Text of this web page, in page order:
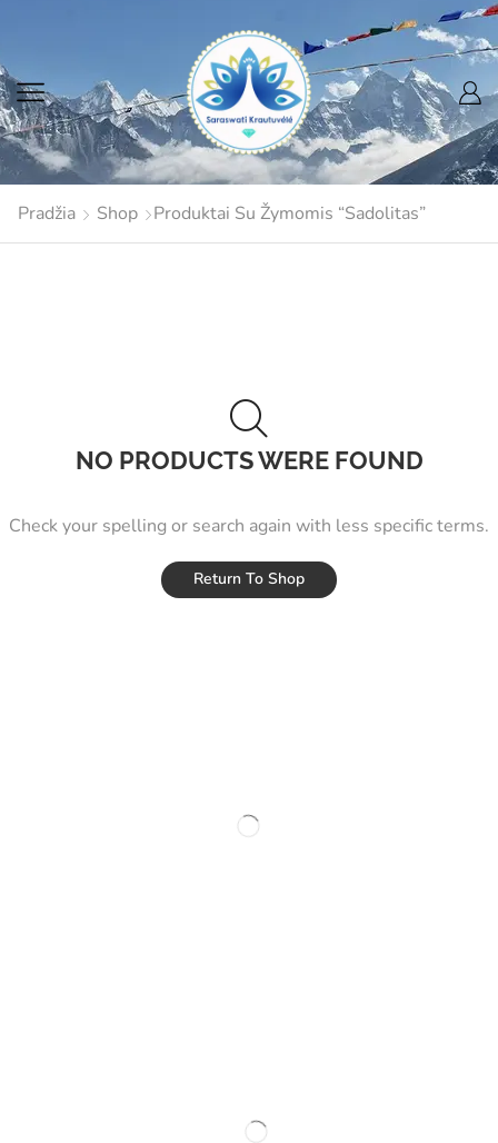
Pradžia Shop Produktai Su Žymomis “Sadolitas”
NO PRODUCTS WERE FOUND
Check your spelling or search again with less specific terms.
Return To Shop